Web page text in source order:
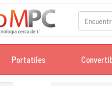
Portatiles